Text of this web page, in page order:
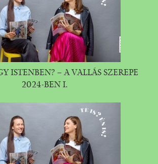
ISTENBEN? – A VALLÁS SZEREPE
2024-BEN I.